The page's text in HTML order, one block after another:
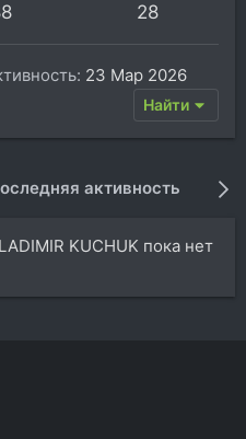
28
23 Мар 2026
Найти
активность
KUCHUK пока нет